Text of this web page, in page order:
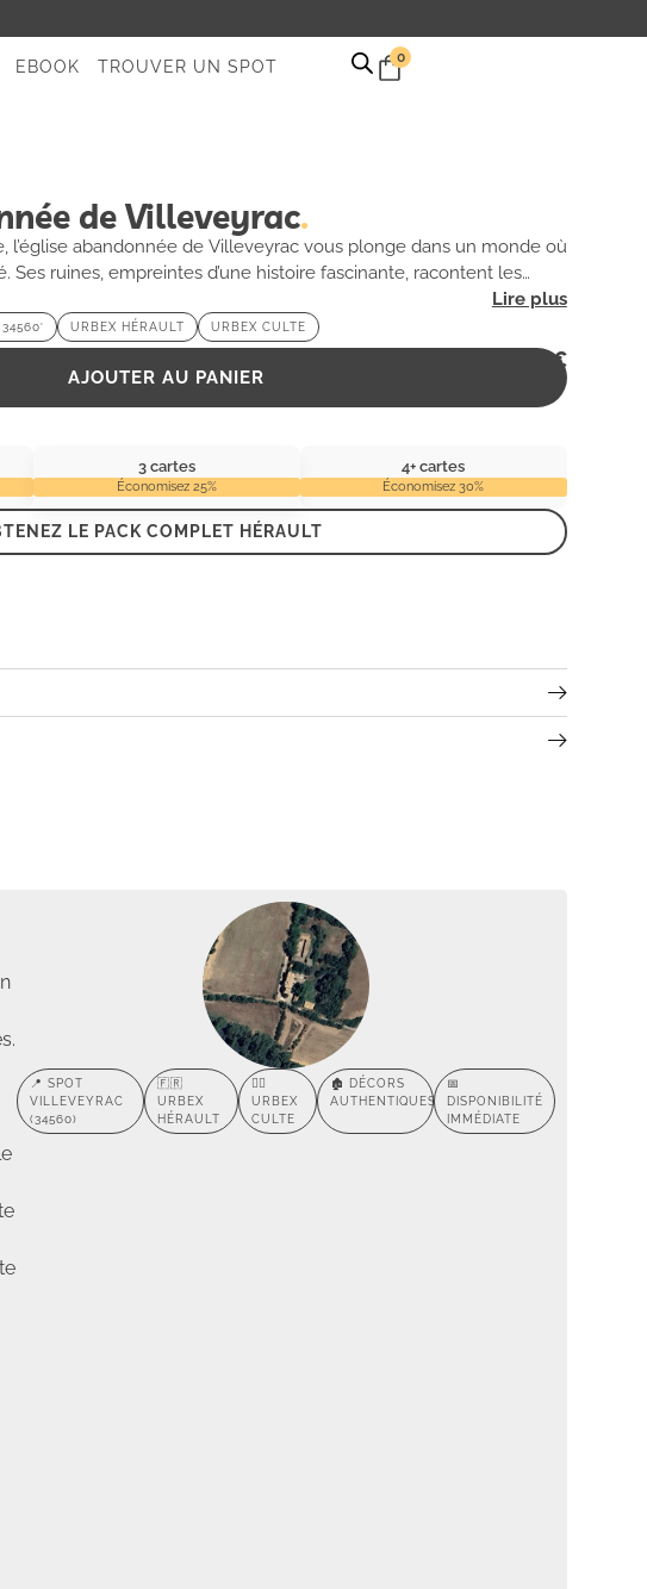
EBOOK TROUVER UN SPOT
0
de Villeveyrac
abandonnée de Villeveyrac vous plonge dans un monde où
Ses ruines, empreintes d’une histoire fascinante, racontent les
que son atmosphère mystérieuse attire les amateurs d’exploration
est une véritable invitation à la découverte, où chaque
ceux qui l’ont foulée avant vous. Préparez-vous à une aventure
caché de l’Hérault.
URBEX HÉRAULT URBEX CULTE
2,99€
AJOUTER AU PANIER
3 cartes
Économisez 25%
4+ cartes
Économisez 30%
LE PACK COMPLET HÉRAULT
📍 SPOT
VILLEVEYRAC
(34560)
🇫🇷
URBEX
HÉRAULT
🕵️‍♂️
URBEX
CULTE
🏚️ DÉCORS
AUTHENTIQUES
📅
DISPONIBILITÉ
IMMÉDIATE